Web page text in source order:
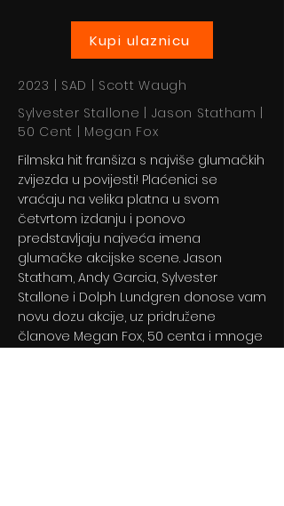
Kupi ulaznicu
2023 | SAD | Scott Waugh
Sylvester Stallone | Jason Statham |
50 Cent | Megan Fox
Filmska hit franšiza s najviše glumačkih
zvijezda u povijesti! Plaćenici se
vraćaju na velika platna u svom
četvrtom izdanju i ponovo
predstavljaju najveća imena
glumačke akcijske scene. Jason
Statham, Andy Garcia, Sylvester
Stallone i Dolph Lundgren donose vam
novu dozu akcije, uz pridružene
članove Megan Fox, 50 centa i mnoge